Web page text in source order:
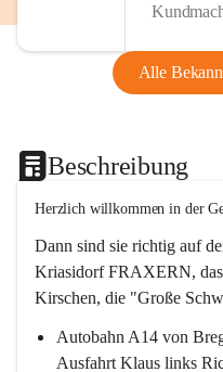
Alle
Beschreibung
Herzlich willkommen in der
Dann sind sie richtig auf
Kriasidorf FRAXERN, das
Kirschen, die "Große
Autobahn A14 von
Ausfahrt Klaus links